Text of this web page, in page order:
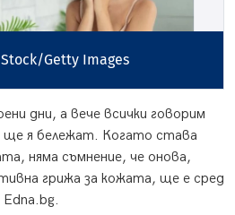
Getty Images
дни, а вече всички говорим
я бележат. Когато става
няма съмнение, че онова,
грижа за кожата, ще е сред